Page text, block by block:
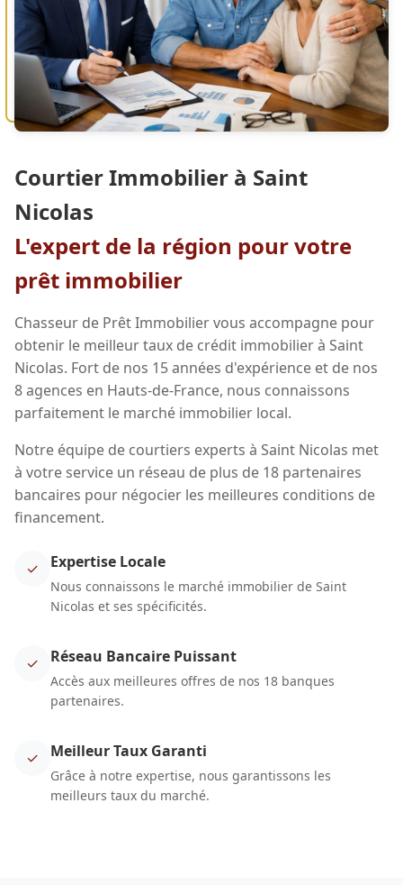
Courtier Immobilier à Saint
Nicolas
L'expert de la région pour votre
prêt immobilier
Chasseur de Prêt Immobilier vous accompagne pour
obtenir le meilleur taux de crédit immobilier à Saint
Nicolas. Fort de nos 15 années d'expérience et de nos
8 agences en Hauts-de-France, nous connaissons
parfaitement le marché immobilier local.
Notre équipe de courtiers experts à Saint Nicolas met
à votre service un réseau de plus de 18 partenaires
bancaires pour négocier les meilleures conditions de
financement.
✓ Expertise Locale
Nous connaissons le marché immobilier de Saint
Nicolas et ses spécificités.
✓ Réseau Bancaire Puissant
Accès aux meilleures offres de nos 18 banques
partenaires.
✓ Meilleur Taux Garanti
Grâce à notre expertise, nous garantissons les
meilleurs taux du marché.